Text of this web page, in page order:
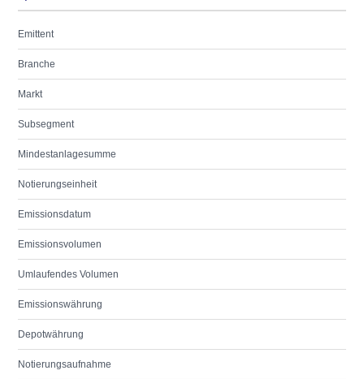
Emittent
Branche
Markt
Subsegment
Mindestanlagesumme
Notierungseinheit
Emissionsdatum
Emissionsvolumen
Umlaufendes Volumen
Emissionswährung
Depotwährung
Notierungsaufnahme